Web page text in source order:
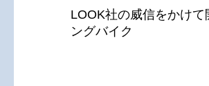
LOOK社の威信をかけ
ングバイク